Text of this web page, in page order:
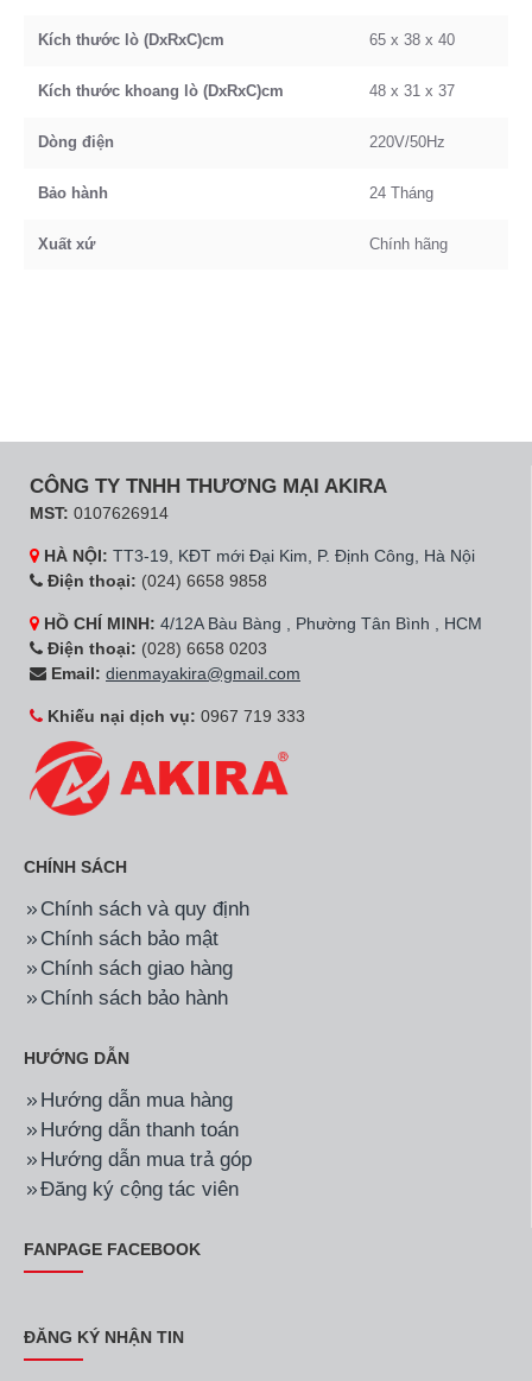
Kích thước lò (DxRxC)cm 65 x 38 x 40
Kích thước khoang lò (DxRxC)cm 48 x 31 x 37
Dòng điện 220V/50Hz
Bảo hành 24 Tháng
Xuất xứ Chính hãng
CÔNG TY TNHH THƯƠNG MẠI AKIRA
MST: 0107626914
HÀ NỘI: TT3-19, KĐT mới Đại Kim, P. Định Công, Hà Nội
Điện thoại: (024) 6658 9858
HỒ CHÍ MINH: 4/12A Bàu Bàng , Phường Tân Bình , HCM
Điện thoại: (028) 6658 0203
Email: dienmayakira@gmail.com
Khiếu nại dịch vụ: 0967 719 333
CHÍNH SÁCH
Chính sách và quy định
Chính sách bảo mật
Chính sách giao hàng
Chính sách bảo hành
HƯỚNG DẪN
Hướng dẫn mua hàng
Hướng dẫn thanh toán
Hướng dẫn mua trả góp
Đăng ký cộng tác viên
FANPAGE FACEBOOK
ĐĂNG KÝ NHẬN TIN